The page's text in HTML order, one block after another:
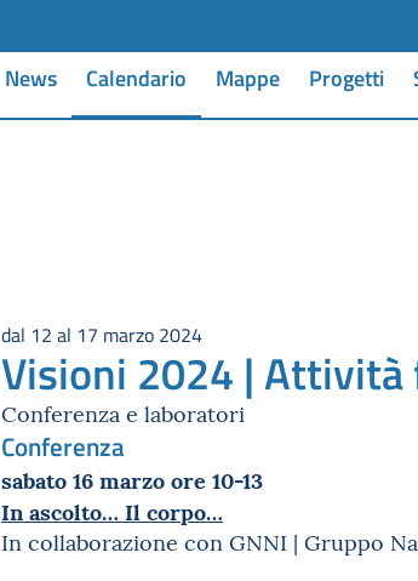
News Calendario Mappe Progetti
dal 12 al 17 marzo 2024
Visioni 2024 |
Conferenza e laboratori
Conferenza
sabato 16 marzo ore 10-13
In ascolto… Il corpo…
In collaborazione con GNNI | Gruppo